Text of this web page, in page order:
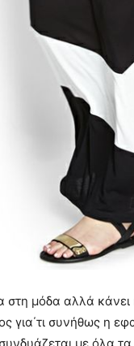
στη μόδα αλλά κάνει
για΄τι συνήθως η